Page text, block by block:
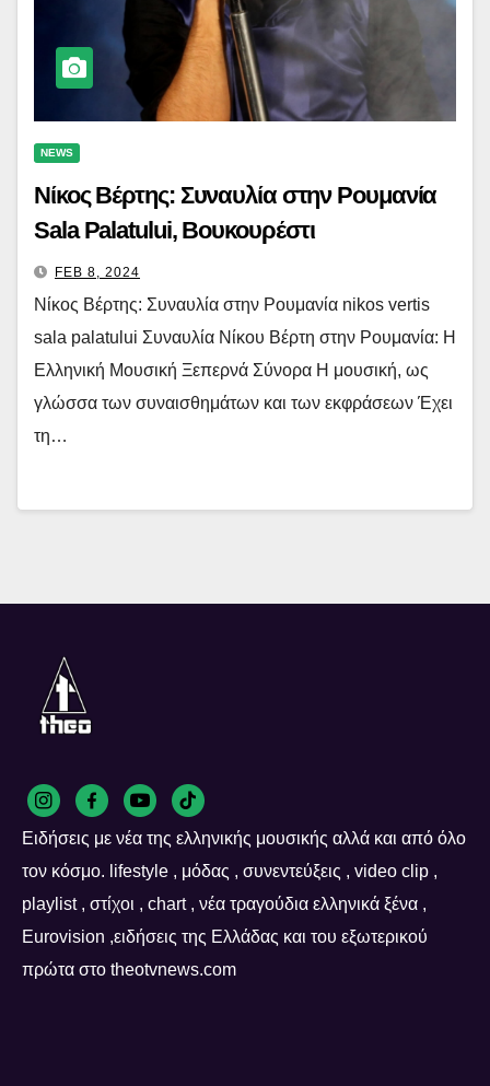
NEWS
Νίκος Βέρτης: Συναυλία στην Ρουμανία
Sala Palatului, Βουκουρέστι
FEB 8, 2024
Νίκος Βέρτης: Συναυλία στην Ρουμανία nikos vertis
sala palatului Συναυλία Νίκου Βέρτη στην Ρουμανία: Η
Ελληνική Μουσική Ξεπερνά Σύνορα Η μουσική, ως
γλώσσα των συναισθημάτων και των εκφράσεων Έχει
τη…
Ειδήσεις με νέα της ελληνικής μουσικής αλλά και από όλο
τον κόσμο. lifestyle , μόδας , συνεντεύξεις , video clip ,
playlist , στίχοι , chart , νέα τραγούδια ελληνικά ξένα ,
Eurovision ,ειδήσεις της Ελλάδας και του εξωτερικού
πρώτα στο theotvnews.com